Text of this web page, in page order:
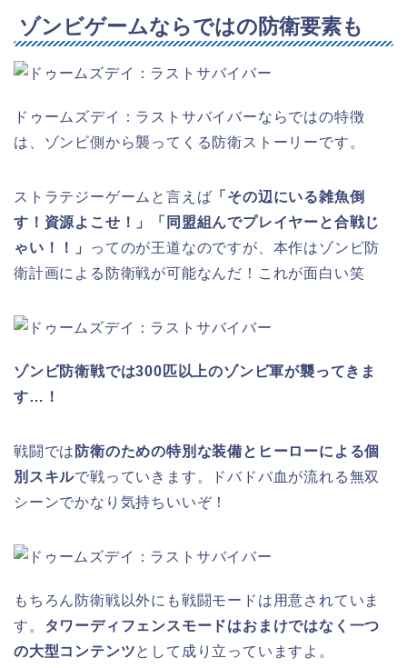
ゾンビゲームならではの防衛要素も
ドゥームズデイ：ラストサバイバーならではの特徴
は、ゾンビ側から襲ってくる防衛ストーリーです。
ストラテジーゲームと言えば 「その辺にいる雑魚倒
す！資源よこせ！」「同盟組んでプレイヤーと合戦じ
ゃい！！」
ってのが王道なのですが、本作はゾンビ防
衛計画による防衛戦が可能なんだ！これが面白い笑
ゾンビ防衛戦では300匹以上のゾンビ軍が襲ってきま
す…！
戦闘では 防衛のための特別な装備とヒーローによる個
別スキルで戦っていきます。ドバドバ血が流れる無双
シーンでかなり気持ちいいぞ！
もちろん防衛戦以外にも戦闘モードは用意されていま
す。 タワーディフェンスモードはおまけではなく一つ
の大型コンテンツとして成り立っていますよ。